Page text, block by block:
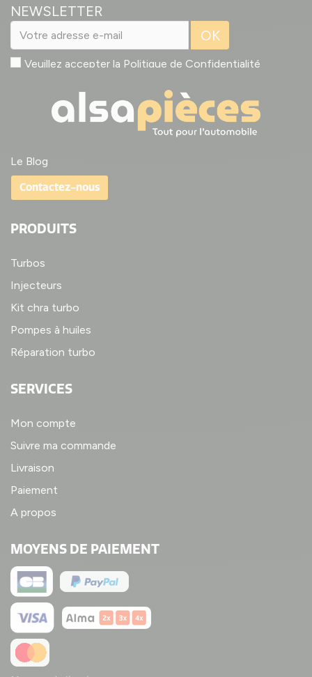
NEWSLETTER
OK
Veuillez accepter la Politique de Confidentialité
Le Blog
Contactez-nous
PRODUITS
Turbos
Injecteurs
Kit chra turbo
Pompes à huiles
Réparation turbo
SERVICES
Mon compte
Suivre ma commande
Livraison
Paiement
A propos
MOYENS DE PAIEMENT